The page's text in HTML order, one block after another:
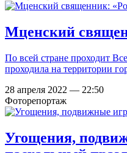
Мценский
По всей стране проходит
проходила на территории
28 апреля 2022 — 22:50
Фоторепортаж
Угощения,